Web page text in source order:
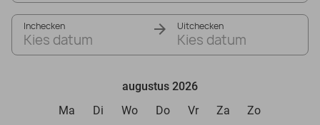
Inchecken
Kies datum
Uitchecken
Kies datum
augustus 2026
Ma
Di Wo Do Vr Za Zo